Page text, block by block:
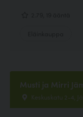
Musti ja Mirri
Keskuskatu 2-4,